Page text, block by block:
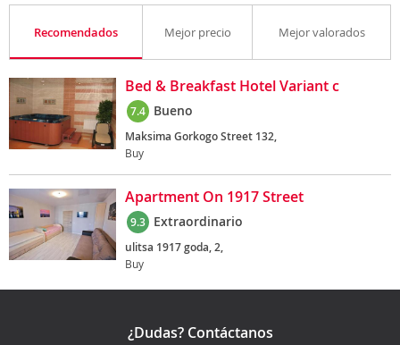
Recomendados Mejor precio Mejor valorados
Bed & Breakfast Hotel Variant c
7.4 Bueno
Maksima Gorkogo Street 132,
Buy
Apartment On 1917 Street
9.3 Extraordinario
ulitsa 1917 goda, 2,
Buy
¿Dudas? Contáctanos